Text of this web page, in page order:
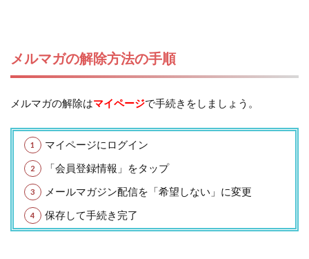
メルマガの解除方法の手順
メルマガの解除はマイページで手続きをしましょう。
マイページにログイン
「会員登録情報」をタップ
メールマガジン配信を「希望しない」に変更
保存して手続き完了